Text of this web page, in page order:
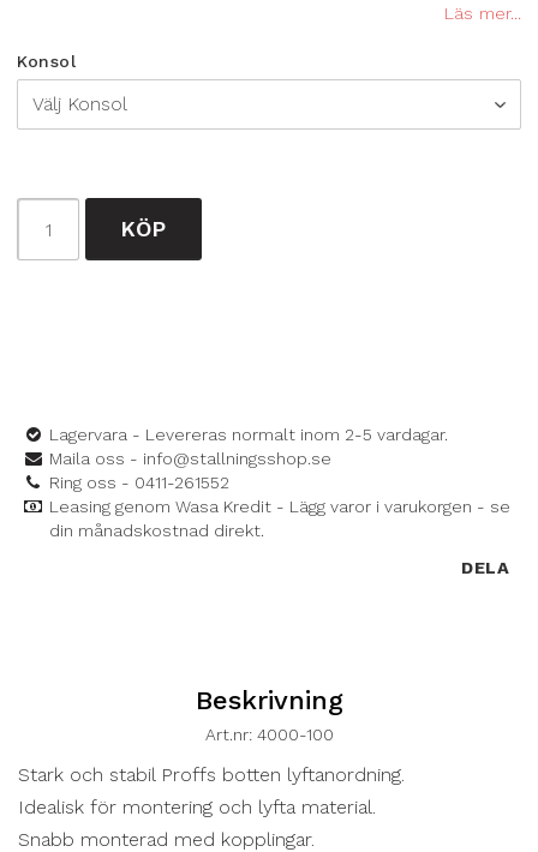
Läs mer...
Konsol
KÖP
Lagervara - Levereras normalt inom 2-5 vardagar.
Maila oss - info@stallningsshop.se
Ring oss - 0411-261552
Leasing genom Wasa Kredit - Lägg varor i varukorgen - se
din månadskostnad direkt.
DELA
Beskrivning
Art.nr: 4000-100
Stark och stabil Proffs botten lyftanordning.
Idealisk för montering och lyfta material.
Snabb monterad med kopplingar.